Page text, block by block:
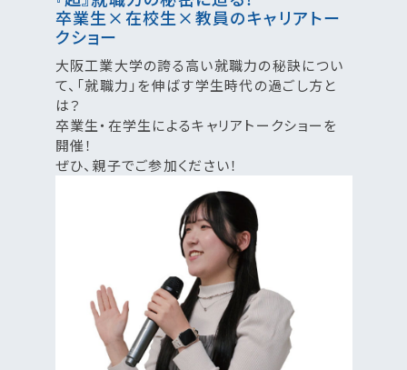
卒業生×在校生×教員のキャリアトー
クショー
大阪工業大学の誇る高い就職力の秘訣につい
て、「就職力」を伸ばす学生時代の過ごし方と
は？
卒業生・在学生によるキャリアトークショーを
開催！
ぜひ、親子でご参加ください！